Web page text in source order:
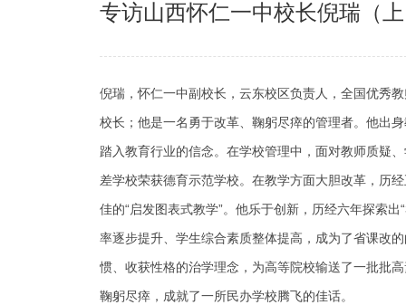
专访山西怀仁一中校长倪瑞（
倪瑞，怀仁一中副校长，云东校区负责人，全国优秀
校长；他是一名勇于改革、鞠躬尽瘁的管理者。他出
踏入教育行业的信念。在学校管理中，面对教师质疑
差学校荣获德育示范学校。在教学方面大胆改革，历
佳的“启发图表式教学”。他乐于创新，历经六年探索
率逐步提升、学生综合素质整体提高，成为了省课改
惯、收获性格的治学理念，为高等院校输送了一批批
鞠躬尽瘁，成就了一所民办学校腾飞的佳话。